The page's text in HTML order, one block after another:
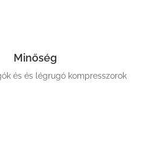
Minőség
és és légrugó kompresszorok